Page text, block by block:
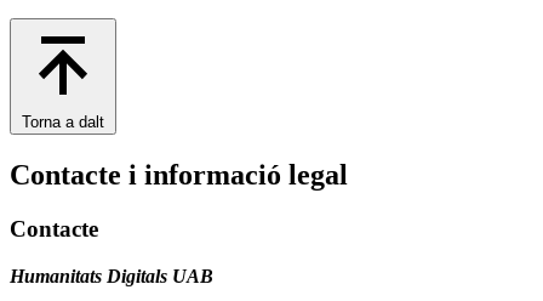
Torna a dalt
Contacte i informació legal
Contacte
Humanitats Digitals UAB